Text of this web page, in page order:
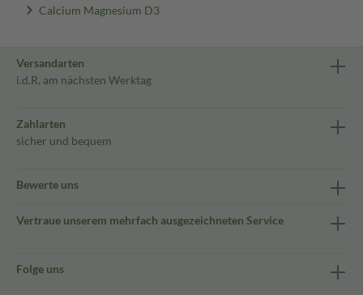
Calcium Magnesium D3
Versandarten
i.d.R. am nächsten Werktag
Zahlarten
sicher und bequem
Bewerte uns
Vertraue unserem mehrfach ausgezeichneten Service
Folge uns